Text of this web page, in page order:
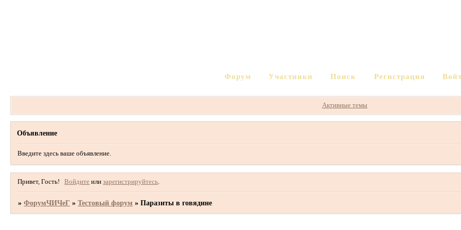
Форум Участники Поиск Регистрация
Активные темы
Объявление
Введите здесь ваше объявление.
Привет, Гость! Войдите илизарегистрируйтесь
»ФорумЧИЧеГ »Тестовый форум »Паразиты в говядине